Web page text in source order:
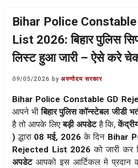
Bihar Police
List 2026: बिहार पुलिस
लिस्ट हुआ जारी – ऐसे करे
09/05/2026 byअरुणोदय सरकार
Bihar Police Constable GD
आपने भीबिहार पुलिस कॉन्स्टेबल जीडी
है तो आपके लिएबड़ी अपडेटहै कि,
)द्धारा 08 मई, 2026के दिन Bihar
Rejected List 2026 को जारी कर
अपडेटआपको इस आर्टिकल मे प्रदान